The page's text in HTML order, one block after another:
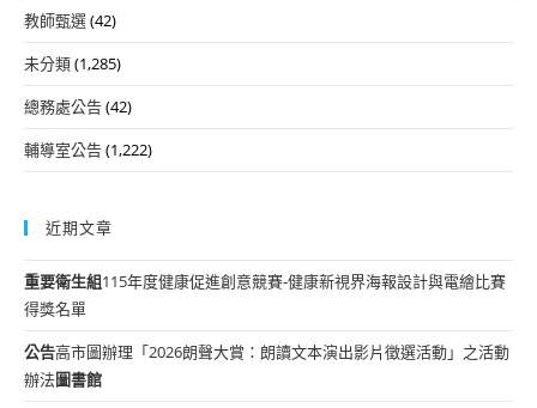
教師甄選(42)
未分類(1,285)
總務處公告(42)
輔導室公告(1,222)
近期文章
重要衛生組115年度健康促進創意競賽-健康新視界海報設計與電繪比賽
得獎名單
公告高市圖辦理「2026朗聲大賞：朗讀文本演出影片徵選活動」之活動
辦法圖書館